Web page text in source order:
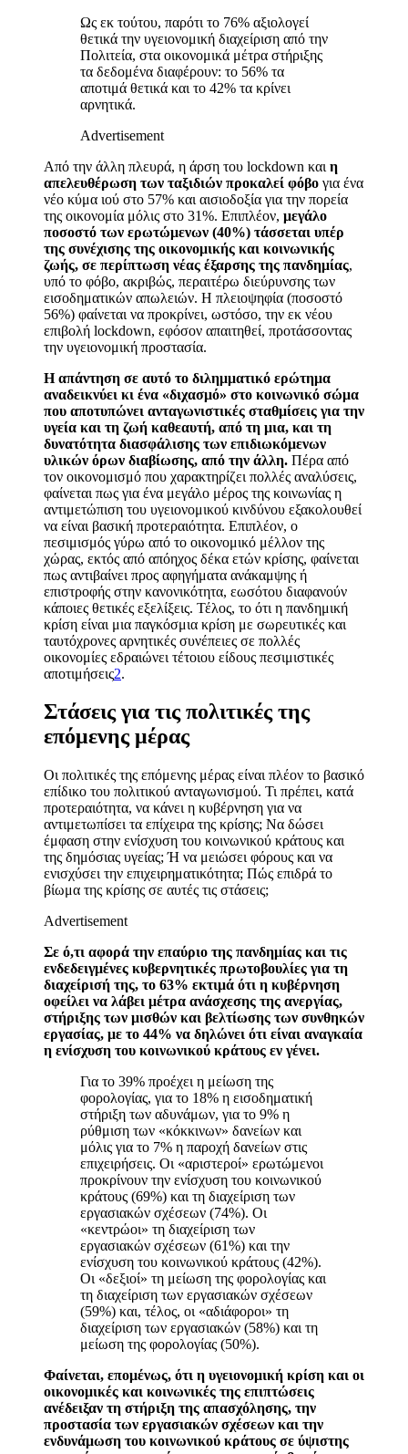
Ως εκ τούτου, παρότι το 76% αξιολογεί
θετικά την υγειονομική διαχείριση από την
Πολιτεία, στα οικονομικά μέτρα στήριξης
τα δεδομένα διαφέρουν: το 56% τα
αποτιμά θετικά και το 42% τα κρίνει
αρνητικά.
Advertisement
Από την άλλη πλευρά, η άρση του lockdown και η
απελευθέρωση των ταξιδιών προκαλεί φόβο για ένα
νέο κύμα ιού στο 57% και αισιοδοξία για την πορεία
της οικονομία μόλις στο 31%. Επιπλέον, μεγάλο
ποσοστό των ερωτώμενων (40%) τάσσεται υπέρ
της συνέχισης της οικονομικής και κοινωνικής
ζωής, σε περίπτωση νέας έξαρσης της πανδημίας,
υπό το φόβο, ακριβώς, περαιτέρω διεύρυνσης των
εισοδηματικών απωλειών. Η πλειοψηφία (ποσοστό
56%) φαίνεται να προκρίνει, ωστόσο, την εκ νέου
επιβολή lockdown, εφόσον απαιτηθεί, προτάσσοντας
την υγειονομική προστασία.
Η απάντηση σε αυτό το διλημματικό ερώτημα
αναδεικνύει κι ένα «διχασμό» στο κοινωνικό σώμα
που αποτυπώνει ανταγωνιστικές σταθμίσεις για την
υγεία και τη ζωή καθεαυτή, από τη μια, και τη
δυνατότητα διασφάλισης των επιδιωκόμενων
υλικών όρων διαβίωσης, από την άλλη. Πέρα από
τον οικονομισμό που χαρακτηρίζει πολλές αναλύσεις,
φαίνεται πως για ένα μεγάλο μέρος της κοινωνίας η
αντιμετώπιση του υγειονομικού κινδύνου εξακολουθεί
να είναι βασική προτεραιότητα. Επιπλέον, ο
πεσιμισμός γύρω από το οικονομικό μέλλον της
χώρας, εκτός από απόηχος δέκα ετών κρίσης, φαίνεται
πως αντιβαίνει προς αφηγήματα ανάκαμψης ή
επιστροφής στην κανονικότητα, εωσότου διαφανούν
κάποιες θετικές εξελίξεις. Τέλος, το ότι η πανδημική
κρίση είναι μια παγκόσμια κρίση με σωρευτικές και
ταυτόχρονες αρνητικές συνέπειες σε πολλές
οικονομίες εδραιώνει τέτοιου είδους πεσιμιστικές
αποτιμήσεις2.
Στάσεις για τις πολιτικές της
επόμενης μέρας
Οι πολιτικές της επόμενης μέρας είναι πλέον το βασικό
επίδικο του πολιτικού ανταγωνισμού. Τι πρέπει, κατά
προτεραιότητα, να κάνει η κυβέρνηση για να
αντιμετωπίσει τα επίχειρα της κρίσης; Να δώσει
έμφαση στην ενίσχυση του κοινωνικού κράτους και
της δημόσιας υγείας; Ή να μειώσει φόρους και να
ενισχύσει την επιχειρηματικότητα; Πώς επιδρά το
βίωμα της κρίσης σε αυτές τις στάσεις;
Advertisement
Σε ό,τι αφορά την επαύριο της πανδημίας και τις
ενδεδειγμένες κυβερνητικές πρωτοβουλίες για τη
διαχείρισή της, το 63% εκτιμά ότι η κυβέρνηση
οφείλει να λάβει μέτρα ανάσχεσης της ανεργίας,
στήριξης των μισθών και βελτίωσης των συνθηκών
εργασίας, με το 44% να δηλώνει ότι είναι αναγκαία
η ενίσχυση του κοινωνικού κράτους εν γένει.
Για το 39% προέχει η μείωση της
φορολογίας, για το 18% η εισοδηματική
στήριξη των αδυνάμων, για το 9% η
ρύθμιση των «κόκκινων» δανείων και
μόλις για το 7% η παροχή δανείων στις
επιχειρήσεις. Οι «αριστεροί» ερωτώμενοι
προκρίνουν την ενίσχυση του κοινωνικού
κράτους (69%) και τη διαχείριση των
εργασιακών σχέσεων (74%). Οι
«κεντρώοι» τη διαχείριση των
εργασιακών σχέσεων (61%) και την
ενίσχυση του κοινωνικού κράτους (42%).
Οι «δεξιοί» τη μείωση της φορολογίας και
τη διαχείριση των εργασιακών σχέσεων
(59%) και, τέλος, οι «αδιάφοροι» τη
διαχείριση των εργασιακών (58%) και τη
μείωση της φορολογίας (50%).
Φαίνεται, επομένως, ότι η υγειονομική κρίση και οι
οικονομικές και κοινωνικές της επιπτώσεις
ανέδειξαν τη στήριξη της απασχόλησης, την
προστασία των εργασιακών σχέσεων και την
ενδυνάμωση του κοινωνικού κράτους σε ύψιστης